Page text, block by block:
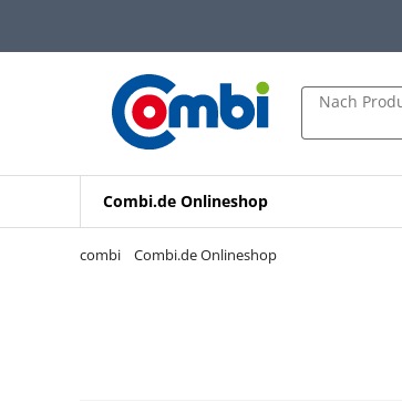
Zur Navigation springen
Zur Suche springen
Nach
Combi.de Onlineshop
combi Combi.de Onlineshop